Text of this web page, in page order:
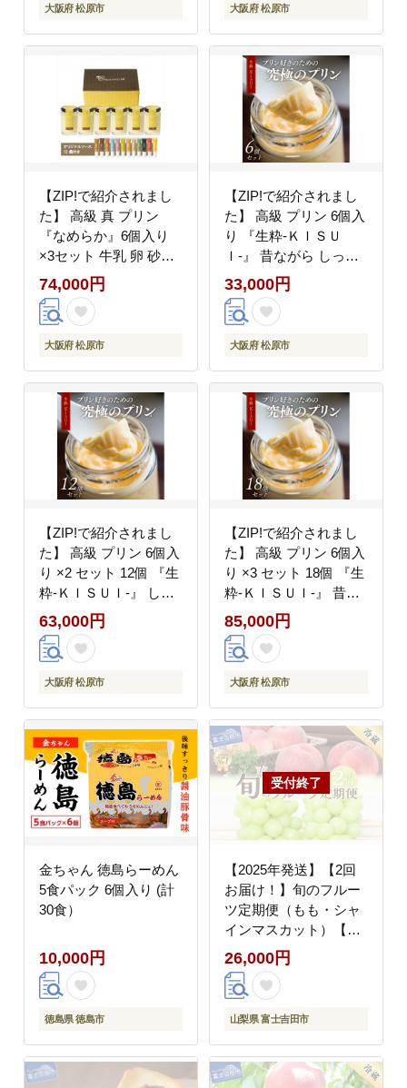
入り バニラビーンズ 大
阪府 松原市
大阪府 松原市
ト お中元 6個入り バニ
ラビーンズ 大阪府 松原
大阪府 松原市
【ZIP!で紹介されまし
た】 高級 真 プリン
『なめらか』6個入り
×3セット 牛乳 卵 砂糖
すっと溶ける purinn
PURINN なめらかな舌
触り ミルキーな甘み プ
ト お中元 6個入り バニ
ラビーンズ 大阪府 松原
74,000円
大阪府 松原市
【ZIP!で紹介されまし
た】 高級 プリン 6個入
り 『生粋-ＫＩＳＵ
Ｉ-』 昔ながら しっか
り かため ご褒美 ギフ
ト purinn お中元 お歳暮
母の日 PURINN 父の日
ホワイトデー 誕生日 結
婚 出産 祝い 内祝い 贈
答品 プリン研究所 大阪
府 松原市
33,000円
大阪府 松原市
【ZIP!で紹介されまし
た】 高級 プリン 6個入
り ×2 セット 12個 『生
粋-ＫＩＳＵＩ-』 しっ
かり かため ご褒美 ギ
フト お中元 purin
PURIN お歳暮 母の日
バレンタイン ホワイト
デー PURIN 誕生日 結
婚 出産 祝い 内祝い 贈
答品 プリン研究所 大阪
府 松原市
63,000円
大阪府 松原市
【ZIP!で紹介されまし
た】 高級 プリン 6個入
り ×3 セット 18個 『生
粋-ＫＩＳＵＩ-』 昔な
がら しっかり purinn
PURINN かため ご褒美
ギフト お中元 お歳暮
バレンタイン ホワイト
デー 誕生日 結婚 出産
祝い 内祝い 贈答品 プ
リン研究所 大阪府 松原
市
85,000円
大阪府 松原市
金ちゃん 徳島らーめん
5食パック 6個入り (計
30食）
10,000円
徳島県 徳島市
【2025年発送】【2回
お届け！】旬のフルー
ツ定期便（もも・シャ
インマスカット）【マ
ツコの知らない世界】
26,000円
山梨県 富士吉田市